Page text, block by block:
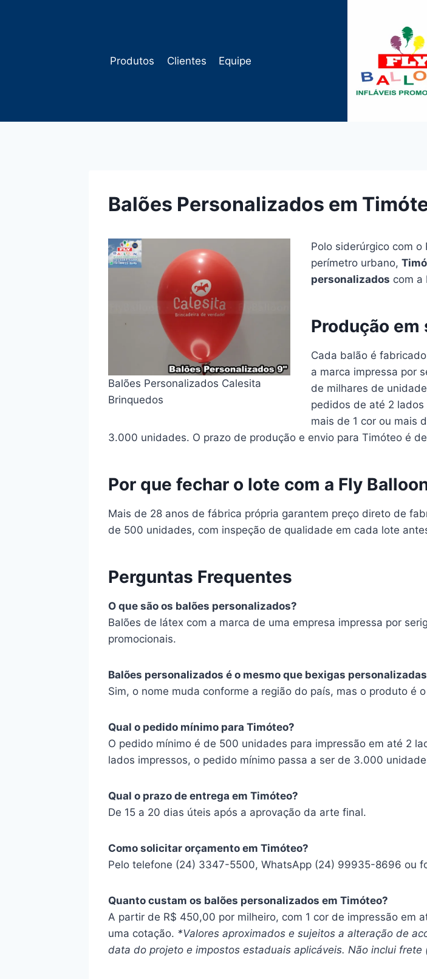
Produtos Clientes Equipe
Balões Personalizados em
Balões Personalizados Calesita
Brinquedos
Polo siderúrgico com
perímetro urbano,
personalizados com a
Produção
Cada balão é
a marca impressa por
de milhares de
pedidos de até 2
mais de 1 cor ou mais
3.000 unidades. O prazo de produção e envio para Timóteo é
Por que fechar o lote com a Fly
Mais de 28 anos de fábrica própria garantem preço direto de
de 500 unidades, com inspeção de qualidade em cada lote
Perguntas Frequentes
O que são os balões personalizados?
Balões de látex com a marca de uma empresa impressa por
promocionais.
Balões personalizados é o mesmo que bexigas
Sim, o nome muda conforme a região do país, mas o produto é
Qual o pedido mínimo para Timóteo?
O pedido mínimo é de 500 unidades para impressão em até 2
lados impressos, o pedido mínimo passa a ser de 3.000
Qual o prazo de entrega em Timóteo?
De 15 a 20 dias úteis após a aprovação da arte final.
Como solicitar orçamento em Timóteo?
Pelo telefone (24) 3347-5500, WhatsApp (24) 99935-8696 ou
Quanto custam os balões personalizados em Timóteo?
A partir de R$ 450,00 por milheiro, com 1 cor de impressão em
uma cotação. *Valores aproximados e sujeitos a alteração de
data do projeto e impostos estaduais aplicáveis. Não inclui frete